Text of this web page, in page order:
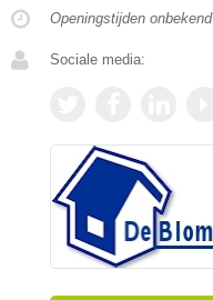
Openingstijden onbekend
Sociale media: